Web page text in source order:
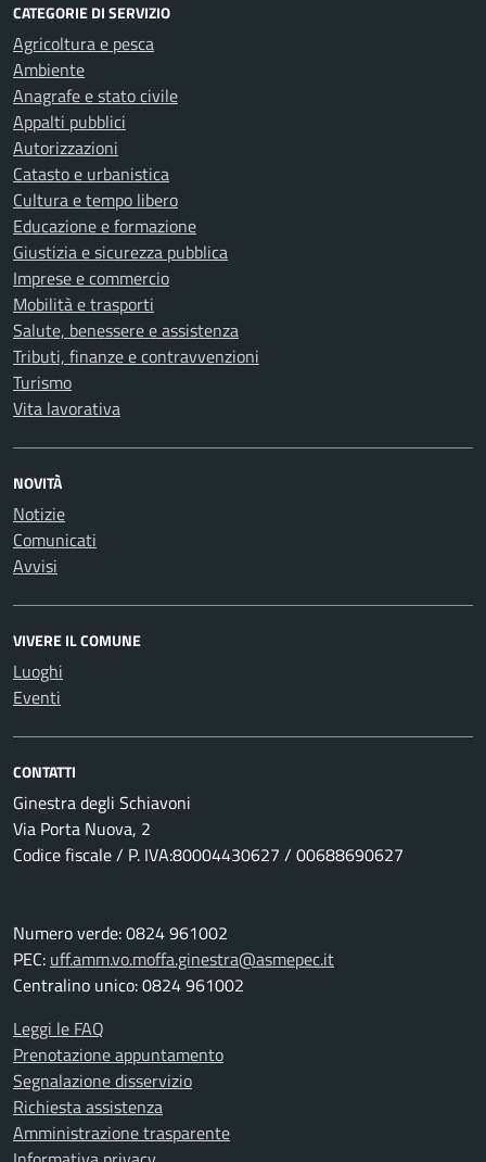
CATEGORIE DI SERVIZIO
Agricoltura e pesca
Ambiente
Anagrafe e stato civile
Appalti pubblici
Autorizzazioni
Catasto e urbanistica
Cultura e tempo libero
Educazione e formazione
Giustizia e sicurezza pubblica
Imprese e commercio
Mobilità e trasporti
Salute, benessere e assistenza
Tributi, finanze e contravvenzioni
Turismo
Vita lavorativa
NOVITÀ
Notizie
Comunicati
Avvisi
VIVERE IL COMUNE
Luoghi
Eventi
CONTATTI
Ginestra degli Schiavoni
Via Porta Nuova, 2
Codice fiscale / P. IVA:80004430627 / 00688690627
Numero verde: 0824 961002
PEC: uff.amm.vo.moffa.ginestra@asmepec.it
Centralino unico: 0824 961002
Leggi le FAQ
Prenotazione appuntamento
Segnalazione disservizio
Richiesta assistenza
Amministrazione trasparente